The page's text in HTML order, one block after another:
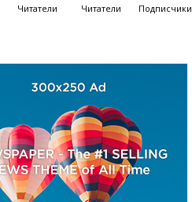
Читатели Читатели Подписчики